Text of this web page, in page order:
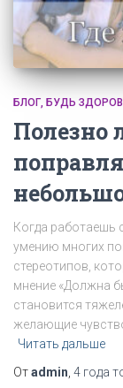
БЛОГ БУДЬ ЗДОРОВ
Полезно
Когда работаешь
умению многих
стереотипов,
мнение «Должна
становится
желающие
Читать дальше
Отadmin 4 года